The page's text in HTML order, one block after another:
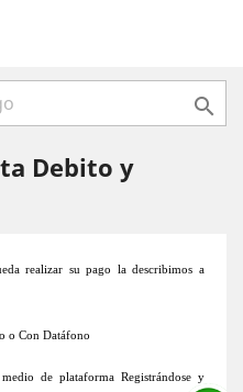

Debito y
realizar su pago la describimos a
o Con Datáfono
de plataforma Registrándose y